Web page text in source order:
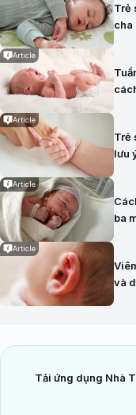
Trẻ
cha
Article
Article
Trẻ
lưu
Article
ba
Article
và
Tải ứng dụng Nhà